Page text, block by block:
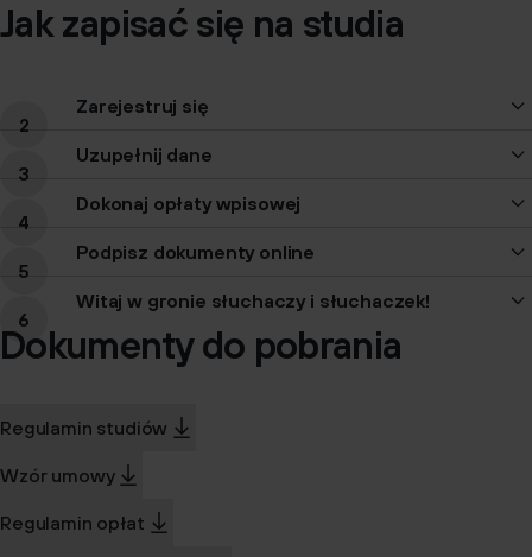
Jak zapisać się na studia
Zarejestruj się
Uzupełnij dane
Dokonaj opłaty wpisowej
Podpisz dokumenty online
Witaj w gronie słuchaczy i słuchaczek!
Dokumenty do pobrania
Regulamin studiów
Wzór umowy
Regulamin opłat